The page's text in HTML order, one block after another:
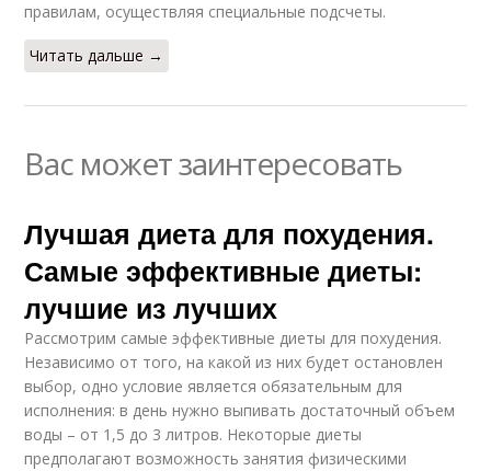
правилам, осуществляя специальные подсчеты.
Читать дальше →
Вас может заинтересовать
Лучшая диета для похудения.
Самые эффективные диеты:
лучшие из лучших
Рассмотрим самые эффективные диеты для похудения.
Независимо от того, на какой из них будет остановлен
выбор, одно условие является обязательным для
исполнения: в день нужно выпивать достаточный объем
воды – от 1,5 до 3 литров. Некоторые диеты
предполагают возможность занятия физическими